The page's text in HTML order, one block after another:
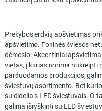
Prekybos erdvių apšvietimas
apšvietimo. Foninės šviesos
dėmesio. Akcentiniai
vietas, į kurias norima nukreipti
parduodamos produkcijos,
šviestuvų asortimento. Bet
su dideliais LED šviestuvais. O
galima išryškinti su LED